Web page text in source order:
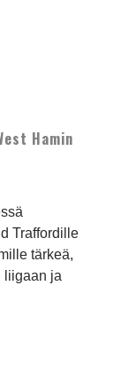
Hamin
Traffordille
tärkeä,
liigaan ja